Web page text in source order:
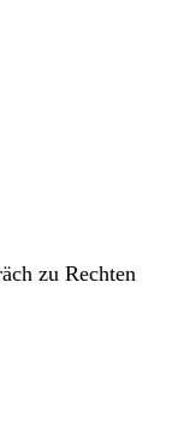
zu Rechten